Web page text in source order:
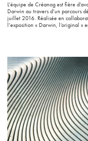
L’équipe de Créanog est fière
Darwin au travers d’un parcours
juillet 2016. Réalisée en
l’exposition « Darwin, l’original »